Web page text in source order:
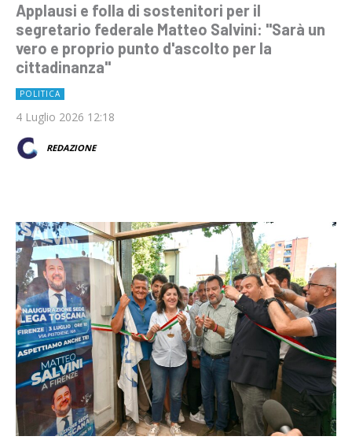
Applausi e folla di sostenitori per il
segretario federale Matteo Salvini: "Sarà un
vero e proprio punto d'ascolto per la
cittadinanza"
POLITICA
4 Luglio 2026 12:18
REDAZIONE